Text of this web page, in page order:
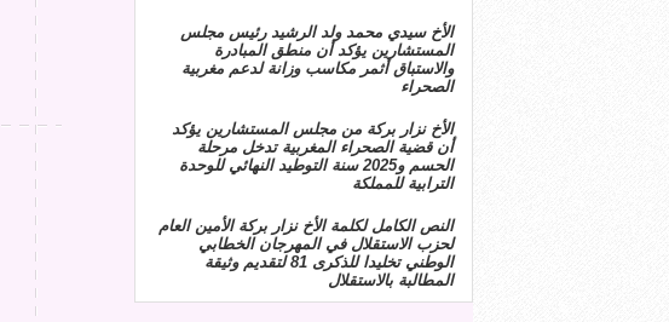
الأخ سيدي محمد ولد الرشيد رئيس مجلس
المستشارين يؤكد أن منطق المبادرة
والاستباق أثمر مكاسب وزانة لدعم مغربية
الصحراء
الأخ نزار بركة من مجلس المستشارين يؤكد
أن قضية الصحراء المغربية تدخل مرحلة
الحسم و2025 سنة التوطيد النهائي للوحدة
الترابية للمملكة
النص الكامل لكلمة الأخ نزار بركة الأمين العام
لحزب الاستقلال في المهرجان الخطابي
الوطني تخليدا للذكرى 81 لتقديم وثيقة
المطالبة بالاستقلال